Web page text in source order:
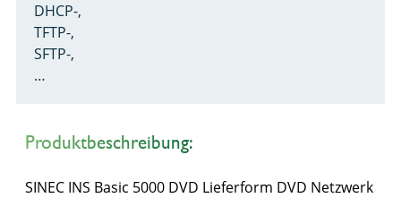
DHCP-,
TFTP-,
SFTP-,
…
Produktbeschreibung:
SINEC INS Basic 5000 DVD Lieferform DVD Netzwerk